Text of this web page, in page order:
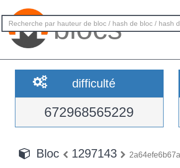
blocs
difficulté
672968565229
Bloc 1297143